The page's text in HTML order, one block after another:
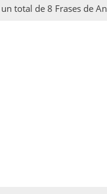
total de 8 Frases de